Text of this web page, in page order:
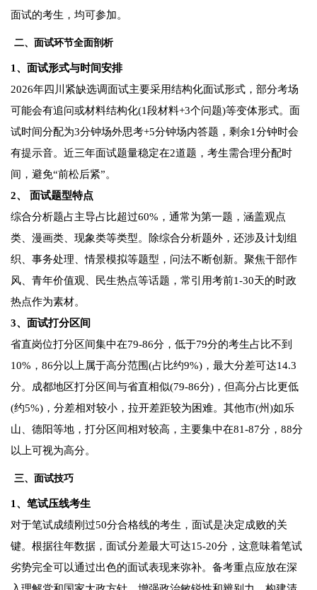
面试的考生，均可参加。
二、面试环节全面剖析
1、面试形式与时间安排
2026年四川紧缺选调面试主要采用结构化面试形式，部分考场
可能会有追问或材料结构化(1段材料+3个问题)等变体形式。面
试时间分配为3分钟场外思考+5分钟场内答题，剩余1分钟时会
有提示音。近三年面试题量稳定在2道题，考生需合理分配时
间，避免“前松后紧”。
2、 面试题型特点
综合分析题占主导占比超过60%，通常为第一题，涵盖观点
类、漫画类、现象类等类型。除综合分析题外，还涉及计划组
织、事务处理、情景模拟等题型，问法不断创新。聚焦干部作
风、青年价值观、民生热点等话题，常引用考前1-30天的时政
热点作为素材。
3、面试打分区间
省直岗位打分区间集中在79-86分，低于79分的考生占比不到
10%，86分以上属于高分范围(占比约9%)，最大分差可达14.3
分。成都地区打分区间与省直相似(79-86分)，但高分占比更低
(约5%)，分差相对较小，拉开差距较为困难。其他市(州)如乐
山、德阳等地，打分区间相对较高，主要集中在81-87分，88分
以上可视为高分。
三、面试技巧
1、笔试压线考生
对于笔试成绩刚过50分合格线的考生，面试是决定成败的关
键。根据往年数据，面试分差最大可达15-20分，这意味着笔试
劣势完全可以通过出色的面试表现来弥补。备考重点应放在深